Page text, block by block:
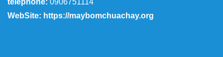
WebSite: https://maybomchuachay.org